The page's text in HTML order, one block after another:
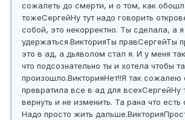
сожалеть до смерти, и о том, как
тожеСергейНу тут надо говорить
собой, это некорректно. Ты сделала, а
удержаться.ВикторияТы правСергейТы
это в ад, а дьяволом стал я. И у меня
что подсознательно ты и хотела чтобы
произошло.ВикторияНет!!Я так сожалею
превратила все в ад для всехСергейНу
вернуть и не изменить. Та рана что есть
Надо просто жить дальше.Виктория